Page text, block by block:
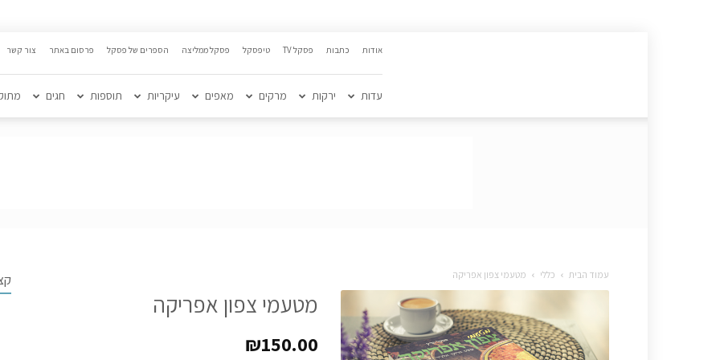
אודות כתבות פסקל TV טיפסקל פסקל ממליצה הספרים של פסקל פרסום באתר צור קשר
עדות ירקות מרקים מאפים עיקריות תוספות חגים
עמוד הבית כללי מטעמי צפון אפריקה
מטעמי צפון אפריקה
₪150.00